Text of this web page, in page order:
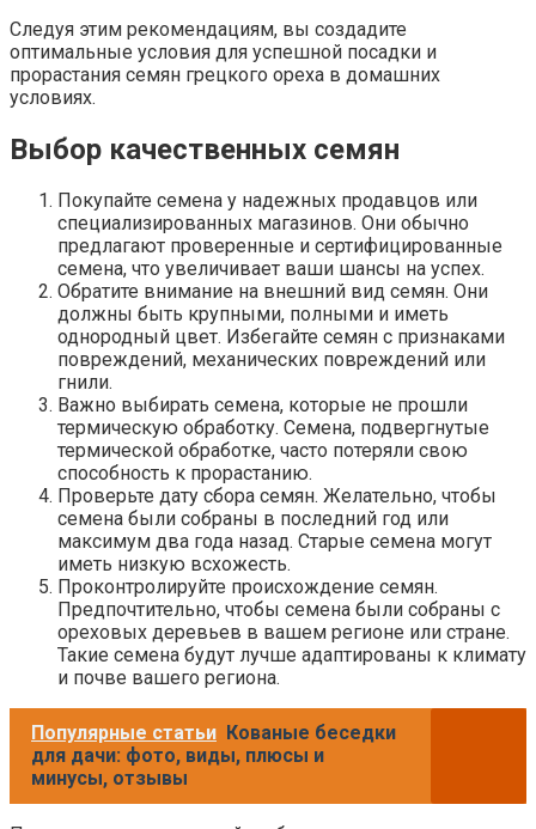
Следуя этим рекомендациям, вы создадите
оптимальные условия для успешной посадки и
прорастания семян грецкого ореха в домашних
условиях.
Выбор качественных семян
Покупайте семена у надежных продавцов или
специализированных магазинов. Они обычно
предлагают проверенные и сертифицированные
семена, что увеличивает ваши шансы на успех.
Обратите внимание на внешний вид семян. Они
должны быть крупными, полными и иметь
однородный цвет. Избегайте семян с признаками
повреждений, механических повреждений или
гнили.
Важно выбирать семена, которые не прошли
термическую обработку. Семена, подвергнутые
термической обработке, часто потеряли свою
способность к прорастанию.
Проверьте дату сбора семян. Желательно, чтобы
семена были собраны в последний год или
максимум два года назад. Старые семена могут
иметь низкую всхожесть.
Проконтролируйте происхождение семян.
Предпочтительно, чтобы семена были собраны с
ореховых деревьев в вашем регионе или стране.
Такие семена будут лучше адаптированы к климату
и почве вашего региона.
Популярные статьи Кованые беседки
для дачи: фото, виды, плюсы и
минусы, отзывы